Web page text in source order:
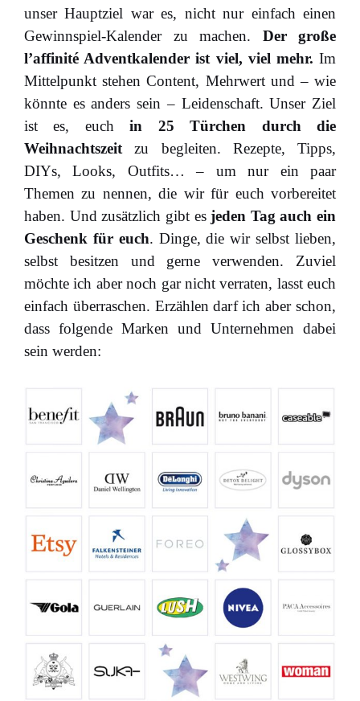
unser Hauptziel war es, nicht nur einfach einen
Gewinnspiel-Kalender zu machen. Der große
l’affinité Adventkalender ist viel, viel mehr. Im
Mittelpunkt stehen Content, Mehrwert und – wie
könnte es anders sein – Leidenschaft. Unser Ziel
ist es, euchin 25 Türchen durch die
Weihnachtszeit zu begleiten. Rezepte, Tipps,
DIYs, Looks, Outfits… – um nur ein paar
Themen zu nennen, die wir für euch vorbereitet
haben. Und zusätzlich gibt esjeden Tag auch ein
Geschenk für euch. Dinge, die wir selbst lieben,
selbst besitzen und gerne verwenden. Zuviel
möchte ich aber noch gar nicht verraten, lasst euch
einfach überraschen. Erzählen darf ich aber schon,
dass folgende Marken und Unternehmen dabei
sein werden: